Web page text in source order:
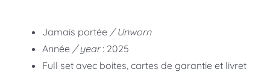
Jamais portée / Unworn
Année / year: 2025
Full set avec boites, cartes de garantie et livret